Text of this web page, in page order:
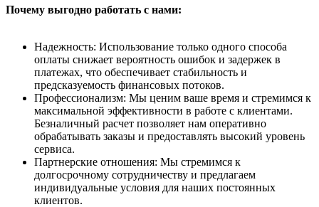
Почему выгодно работать с нами:
Надежность: Использование только одного способа
оплаты снижает вероятность ошибок и задержек в
платежах, что обеспечивает стабильность и
предсказуемость финансовых потоков.
Профессионализм: Мы ценим ваше время и стремимся к
максимальной эффективности в работе с клиентами.
Безналичный расчет позволяет нам оперативно
обрабатывать заказы и предоставлять высокий уровень
сервиса.
Партнерские отношения: Мы стремимся к
долгосрочному сотрудничеству и предлагаем
индивидуальные условия для наших постоянных
клиентов.